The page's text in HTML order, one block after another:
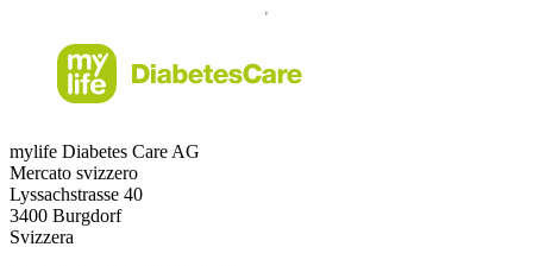
mylife Diabetes Care AG
Mercato svizzero
Lyssachstrasse 40
3400 Burgdorf
Svizzera